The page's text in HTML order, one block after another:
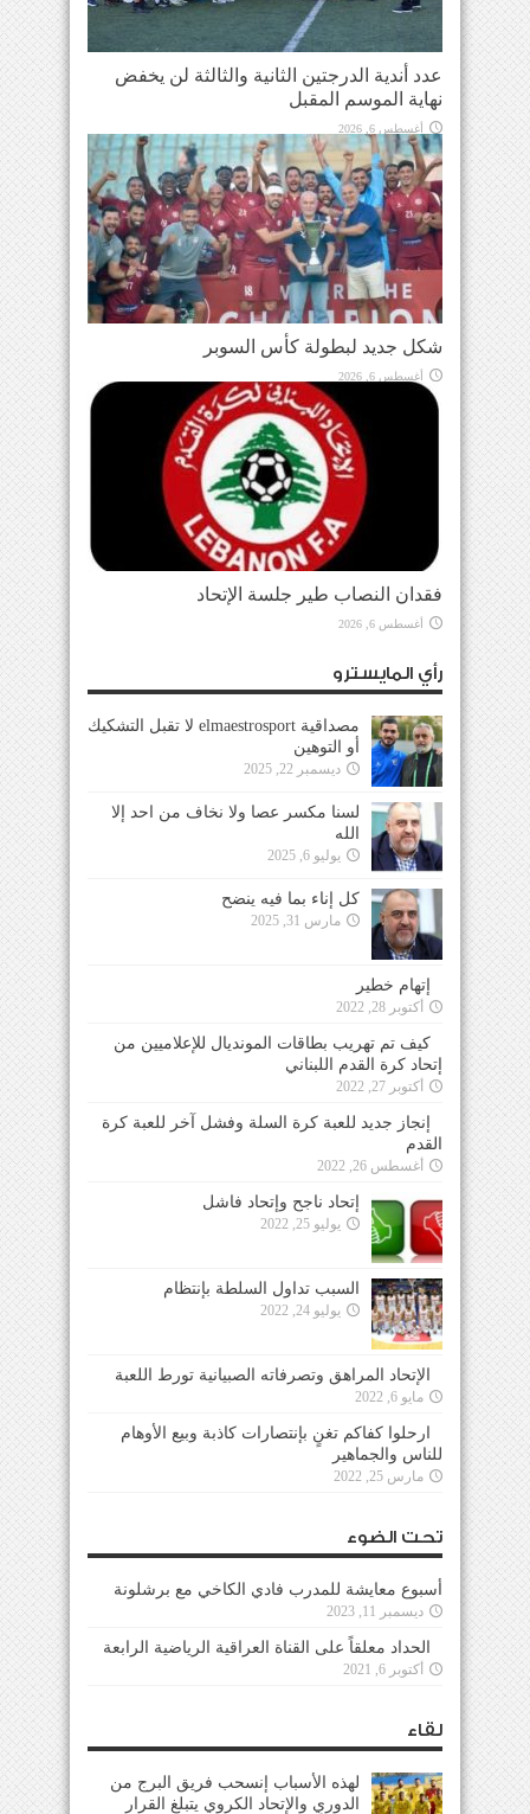
عدد أندية الدرجتين الثانية والثالثة لن يخفض
نهاية الموسم المقبل
أغسطس 6, 2026
شكل جديد لبطولة كأس السوبر
أغسطس 6, 2026
فقدان النصاب طير جلسة الإتحاد
أغسطس 6, 2026
رأي المايسترو
مصداقية elmaestrosport لا تقبل التشكيك
أو التوهين
ديسمبر 22, 2025
لسنا مكسر عصا ولا نخاف من احد إلا
الله
يوليو 6, 2025
كل إناء بما فيه ينضح
مارس 31, 2025
إتهام خطير
أكتوبر 28, 2022
كيف تم تهريب بطاقات المونديال للإعلاميين من
إتحاد كرة القدم اللبناني
أكتوبر 27, 2022
إنجاز جديد للعبة كرة السلة وفشل آخر للعبة كرة
القدم
أغسطس 26, 2022
إتحاد ناجح وإتحاد فاشل
يوليو 25, 2022
السبب تداول السلطة بإنتظام
يوليو 24, 2022
الإتحاد المراهق وتصرفاته الصبيانية تورط اللعبة
مايو 6, 2022
ارحلوا كفاكم تغنٍ بإنتصارات كاذبة وبيع الأوهام
للناس والجماهير
مارس 25, 2022
تحت الضوء
أسبوع معايشة للمدرب فادي الكاخي مع برشلونة
ديسمبر 11, 2023
الحداد معلقاً على القناة العراقية الرياضية الرابعة
أكتوبر 6, 2021
لقاء
لهذه الأسباب إنسحب فريق البرج من
الدوري والإتحاد الكروي يتبلغ القرار